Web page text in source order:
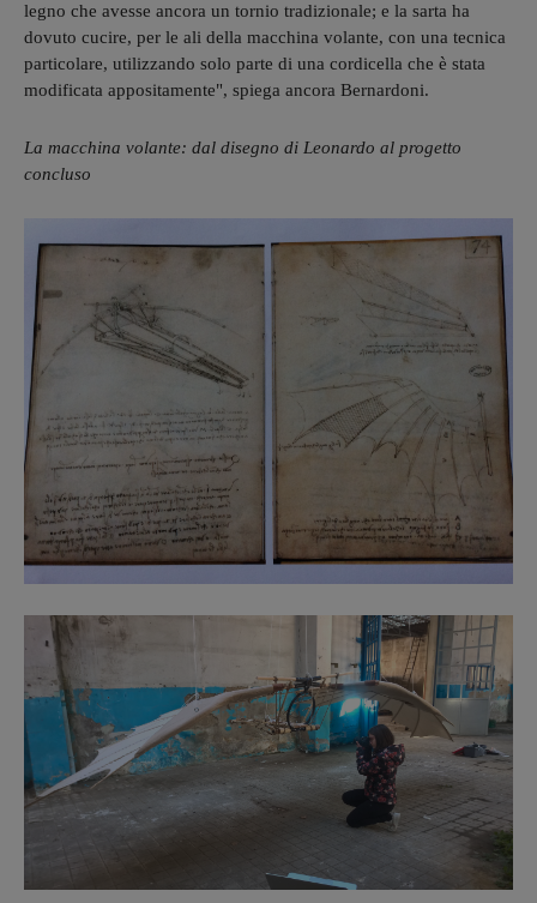
legno che avesse ancora un tornio tradizionale; e la sarta ha
dovuto cucire, per le ali della macchina volante, con una tecnica
particolare, utilizzando solo parte di una cordicella che è stata
modificata appositamente", spiega ancora Bernardoni.
La macchina volante: dal disegno di Leonardo al progetto
concluso